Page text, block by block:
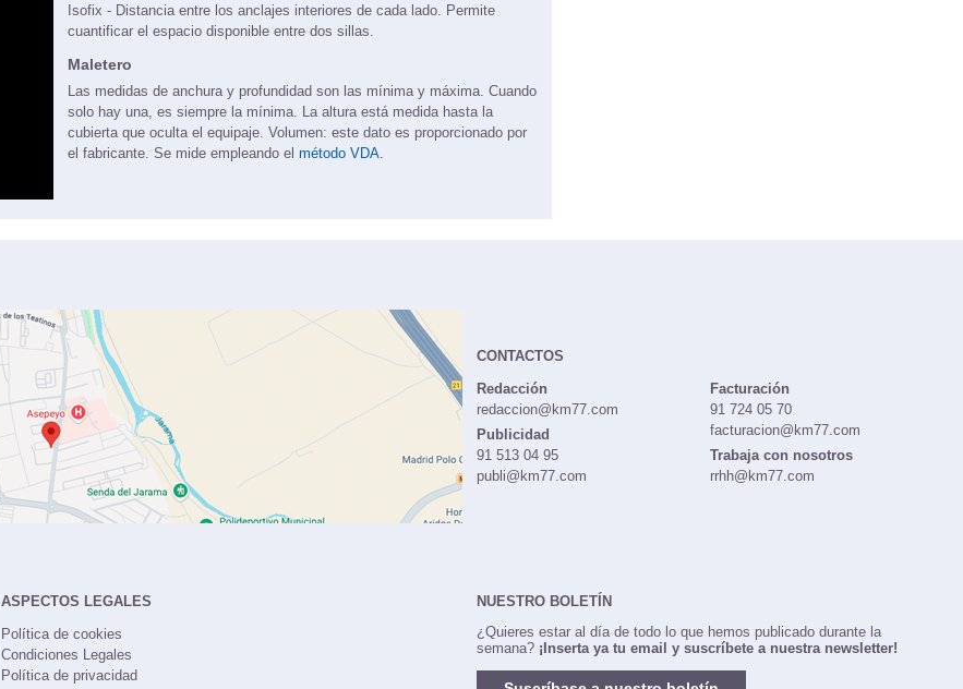
Isofix - Distancia entre los anclajes interiores de cada lado. Permite
cuantificar el espacio disponible entre dos sillas.
Maletero
Las medidas de anchura y profundidad son las mínima y máxima. Cuando
solo hay una, es siempre la mínima. La altura está medida hasta la
cubierta que oculta el equipaje. Volumen: este dato es proporcionado por
el fabricante. Se mide empleando el método VDA.
CONTACTOS
Redacción
redaccion@km77.com
Publicidad
91 513 04 95
publi@km77.com
Facturación
91 724 05 70
facturacion@km77.com
Trabaja con nosotros
rrhh@km77.com
ASPECTOS LEGALES
Política de cookies
Condiciones Legales
Política de privacidad
NUESTRO BOLETÍN
¿Quieres estar al día de todo lo que hemos publicado durante la
semana? ¡Inserta ya tu email y suscríbete a nuestra newsletter!